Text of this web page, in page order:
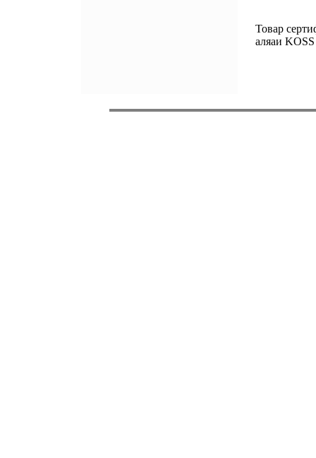
Товар
аляаи